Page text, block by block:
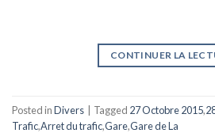
CONTINUER LA
Posted inDivers Tagged 27 Octobre 2015,
Trafic,Arret du trafic,Gare,Gare de La